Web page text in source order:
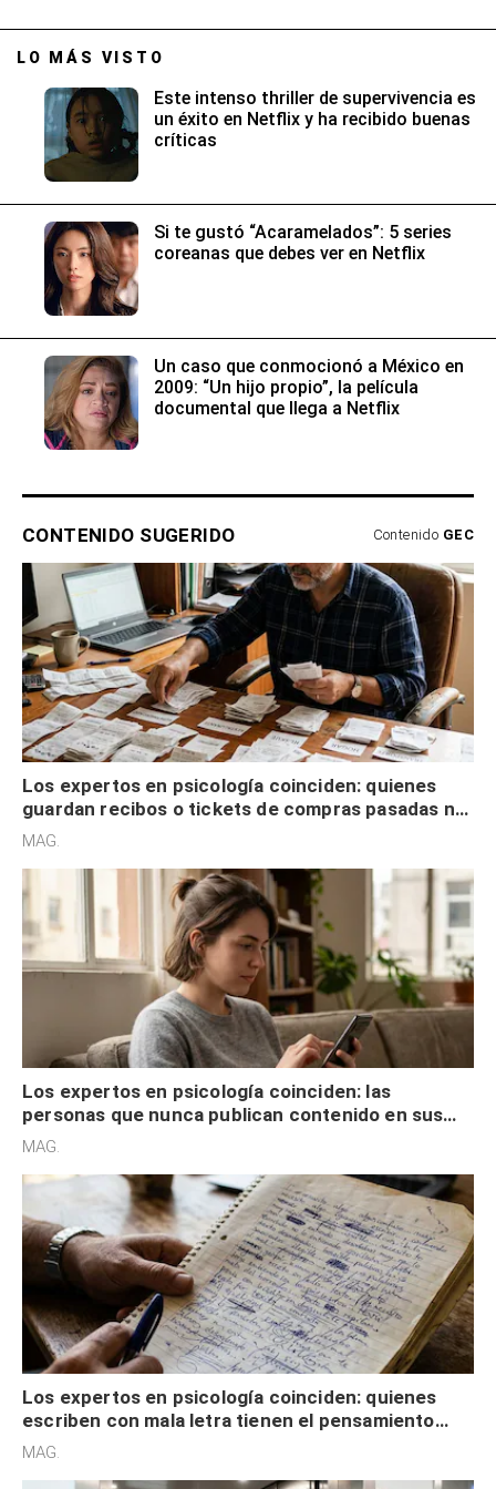
LO MÁS VISTO
Este intenso thriller de supervivencia es
un éxito en Netflix y ha recibido buenas
críticas
Si te gustó “Acaramelados”: 5 series
coreanas que debes ver en Netflix
Un caso que conmocionó a México en
2009: “Un hijo propio”, la película
documental que llega a Netflix
CONTENIDO SUGERIDO Contenido GEC
Los expertos en psicología coinciden: quienes
guardan recibos o tickets de compras pasadas no
son acumuladores, sino que tienen necesidad de
MAG.
Los expertos en psicología coinciden: las
personas que nunca publican contenido en sus
redes sociales no pretenden buscar validación
MAG.
Los expertos en psicología coinciden: quienes
escriben con mala letra tienen el pensamiento
acelerado y no lo hacen por desinterés
MAG.